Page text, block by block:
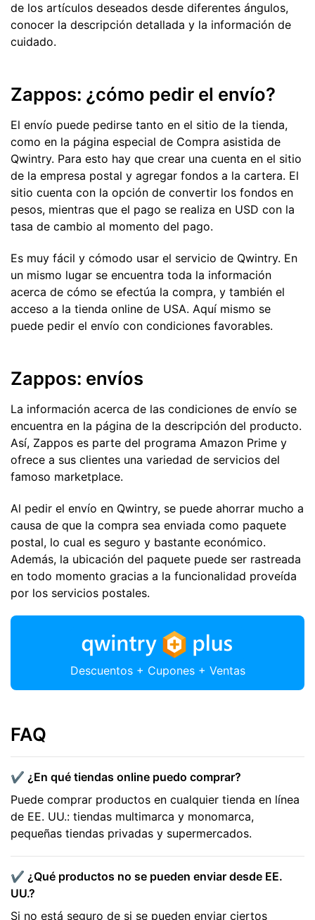
de los artículos deseados desde diferentes ángulos,
conocer la descripción detallada y la información de
cuidado.
Zappos: ¿cómo pedir el envío?
El envío puede pedirse tanto en el sitio de la tienda,
como en la página especial de Compra asistida de
Qwintry. Para esto hay que crear una cuenta en el sitio
de la empresa postal y agregar fondos a la cartera. El
sitio cuenta con la opción de convertir los fondos en
pesos, mientras que el pago se realiza en USD con la
tasa de cambio al momento del pago.
Es muy fácil y cómodo usar el servicio de Qwintry. En
un mismo lugar se encuentra toda la información
acerca de cómo se efectúa la compra, y también el
acceso a la tienda online de USA. Aquí mismo se
puede pedir el envío con condiciones favorables.
Zappos: envíos
La información acerca de las condiciones de envío se
encuentra en la página de la descripción del producto.
Así, Zappos es parte del programa Amazon Prime y
ofrece a sus clientes una variedad de servicios del
famoso marketplace.
Al pedir el envío en Qwintry, se puede ahorrar mucho a
causa de que la compra sea enviada como paquete
postal, lo cual es seguro y bastante económico.
Además, la ubicación del paquete puede ser rastreada
en todo momento gracias a la funcionalidad proveída
por los servicios postales.
Descuentos + Cupones + Ventas
FAQ
✔️ ¿En qué tiendas online puedo comprar?
Puede comprar productos en cualquier tienda en línea
de EE. UU.: tiendas multimarca y monomarca,
pequeñas tiendas privadas y supermercados.
✔️ ¿Qué productos no se pueden enviar desde EE.
UU.?
Si no está seguro de si se pueden enviar ciertos